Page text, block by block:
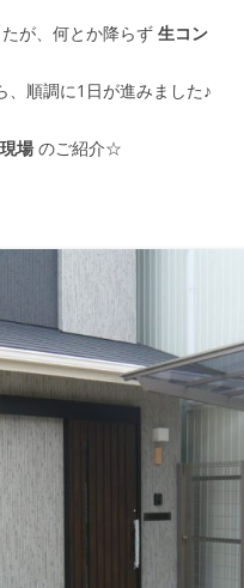
が、何とか降らず 生コン
、順調に1日が進みました♪
現場 のご紹介☆